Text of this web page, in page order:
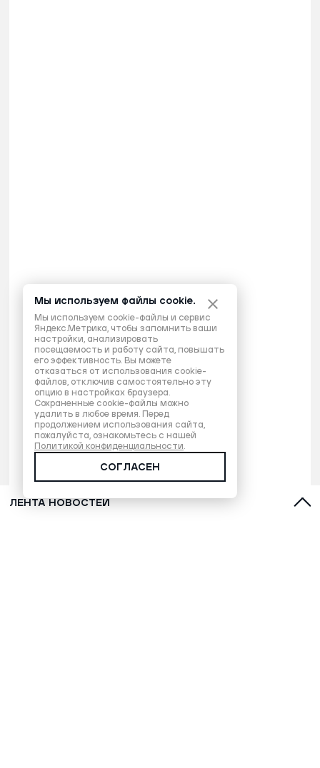
ЛЕНТА НОВОСТЕЙ
Мы используем файлы cookie.
Мы используем cookie-файлы и сервис
Яндекс.Метрика, чтобы запомнить ваши
настройки, анализировать
посещаемость и работу сайта, повышать
его эффективность. Вы можете
отказаться от использования cookie-
файлов, отключив самостоятельно эту
опцию в настройках браузера.
Сохраненные cookie-файлы можно
удалить в любое время. Перед
продолжением использования сайта,
пожалуйста, ознакомьтесь с нашей
Политикой конфиденциальности.
СОГЛАСЕН